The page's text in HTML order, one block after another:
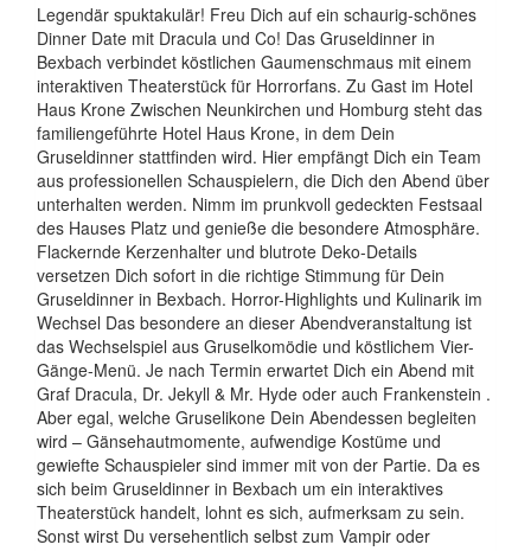
Legendär spuktakulär! Freu Dich auf ein schaurig-schönes
Dinner Date mit Dracula und Co! Das Gruseldinner in
Bexbach verbindet köstlichen Gaumenschmaus mit einem
interaktiven Theaterstück für Horrorfans. Zu Gast im Hotel
Haus Krone Zwischen Neunkirchen und Homburg steht das
familiengeführte Hotel Haus Krone, in dem Dein
Gruseldinner stattfinden wird. Hier empfängt Dich ein Team
aus professionellen Schauspielern, die Dich den Abend über
unterhalten werden. Nimm im prunkvoll gedeckten Festsaal
des Hauses Platz und genieße die besondere Atmosphäre.
Flackernde Kerzenhalter und blutrote Deko-Details
versetzen Dich sofort in die richtige Stimmung für Dein
Gruseldinner in Bexbach. Horror-Highlights und Kulinarik im
Wechsel Das besondere an dieser Abendveranstaltung ist
das Wechselspiel aus Gruselkomödie und köstlichem Vier-
Gänge-Menü. Je nach Termin erwartet Dich ein Abend mit
Graf Dracula, Dr. Jekyll & Mr. Hyde oder auch Frankenstein .
Aber egal, welche Gruselikone Dein Abendessen begleiten
wird – Gänsehautmomente, aufwendige Kostüme und
gewiefte Schauspieler sind immer mit von der Partie. Da es
sich beim Gruseldinner in Bexbach um ein interaktives
Theaterstück handelt, lohnt es sich, aufmerksam zu sein.
Sonst wirst Du versehentlich selbst zum Vampir oder